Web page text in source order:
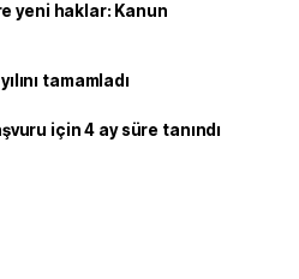
yeni haklar: Kanun
tamamladı
için 4 ay süre tanındı